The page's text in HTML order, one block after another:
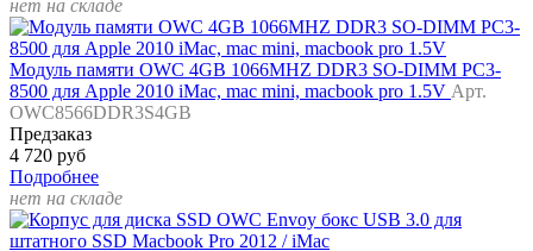
нет на складе
Модуль памяти OWC 4GB 1066MHZ DDR3 SO-DIMM PC3-
8500 для Apple 2010 iMac, mac mini, macbook pro 1.5V Арт.
OWC8566DDR3S4GB
Предзаказ
4 720 руб
Подробнее
нет на складе